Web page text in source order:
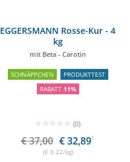
EGGERSMANN Rosse-Kur - 4
kg
mit Beta - Carotin
SCHNÄPPCHEN
PRODUKTTEST
RABATT 11%
(0)
€ 37,00 € 32,891
(€ 8,22/kg)